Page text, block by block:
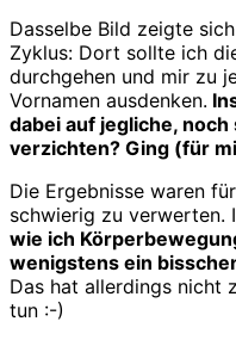
Dasselbe Bild zeigte
Zyklus: Dort sollte ich
durchgehen und mir zu
Vornamen ausdenken.
dabei auf jegliche,
verzichten? Ging (für
Die Ergebnisse waren
schwierig zu verwerten.
wie ich
wenigstens ein
Das hat allerdings nicht
tun :-)